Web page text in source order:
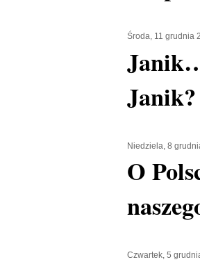
Środa, 11 grudnia
Janik?
Niedziela, 8
O
Czwartek, 5